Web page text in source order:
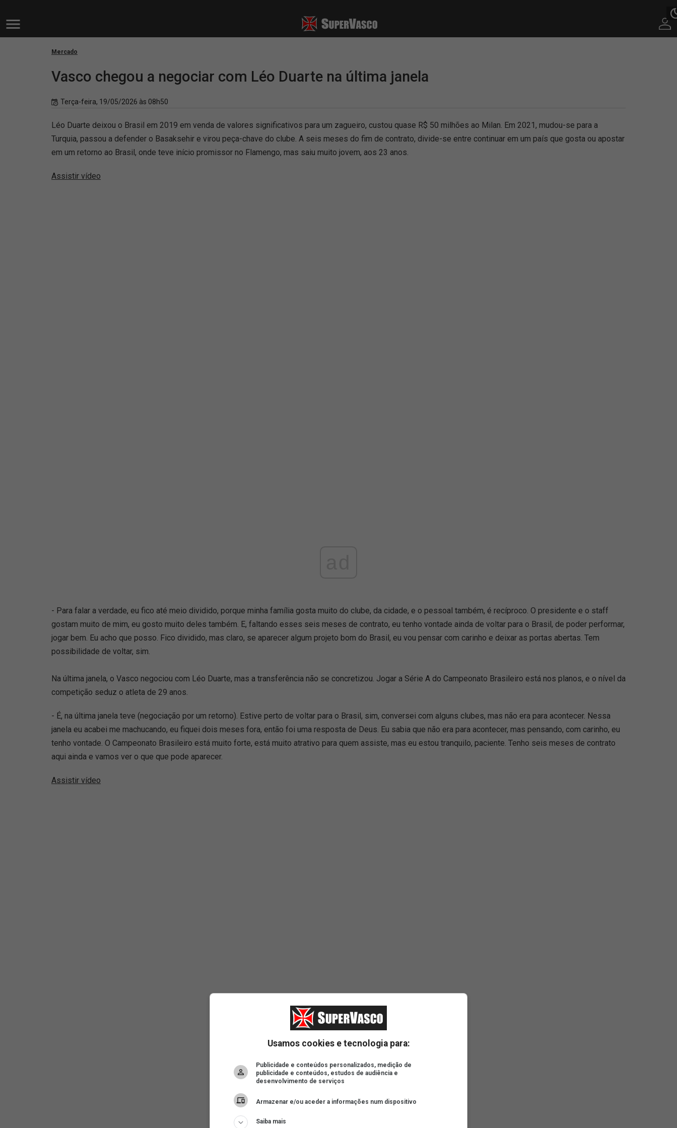
Mercado
Vasco chegou a negociar com Léo Duarte na última janela
Terça-feira, 19/05/2026 às 08h50
Léo Duarte deixou o Brasil em 2019 em venda de valores significativos para um zagueiro, custou quase R$ 50 milhões ao Milan. Em 2021, mudou-se para a
Turquia, passou a defender o Basaksehir e virou peça-chave do clube. A seis meses do fim de contrato, divide-se entre continuar em um país que gosta ou apostar
em um retorno ao Brasil, onde teve início promissor no Flamengo, mas saiu muito jovem, aos 23 anos.
Assistir vídeo
- Para falar a verdade, eu fico até meio dividido, porque minha família gosta muito do clube, da cidade, e o pessoal também, é recíproco. O presidente e o staff
gostam muito de mim, eu gosto muito deles também. E, faltando esses seis meses de contrato, eu tenho vontade ainda de voltar para o Brasil, de poder performar,
jogar bem. Eu acho que posso. Fico dividido, mas claro, se aparecer algum projeto bom do Brasil, eu vou pensar com carinho e deixar as portas abertas. Tem
possibilidade de voltar, sim.
Na última janela, o Vasco negociou com Léo Duarte, mas a transferência não se concretizou. Jogar a Série A do Campeonato Brasileiro está nos planos, e o nível da
competição seduz o atleta de 29 anos.
- É, na última janela teve (negociação por um retorno). Estive perto de voltar para o Brasil, sim, conversei com alguns clubes, mas não era para acontecer. Nessa
janela eu acabei me machucando, eu fiquei dois meses fora, então foi uma resposta de Deus. Eu sabia que não era para acontecer, mas pensando, com carinho, eu
tenho vontade. O Campeonato Brasileiro está muito forte, está muito atrativo para quem assiste, mas eu estou tranquilo, paciente. Tenho seis meses de contrato
aqui ainda e vamos ver o que que pode aparecer.
Assistir vídeo
Usamos cookies e tecnologia para:
Publicidade e conteúdos personalizados, medição de
publicidade e conteúdos, estudos de audiência e
desenvolvimento de serviços
Armazenar e/ou aceder a informações num dispositivo
Saiba mais